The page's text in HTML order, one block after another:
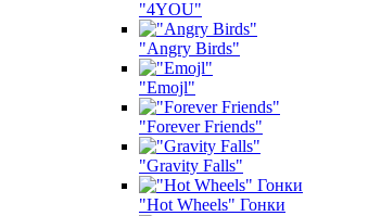
"4YOU"
"Angry Birds"
"Emojl"
"Forever Friends"
"Gravity Falls"
"Hot Wheels" Гонки